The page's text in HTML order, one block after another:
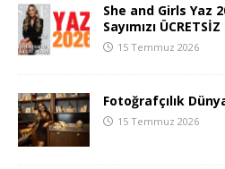
She and Girls Yaz
Sayımızı
15 Temmuz 2026
Fotoğrafçılık
15 Temmuz 2026